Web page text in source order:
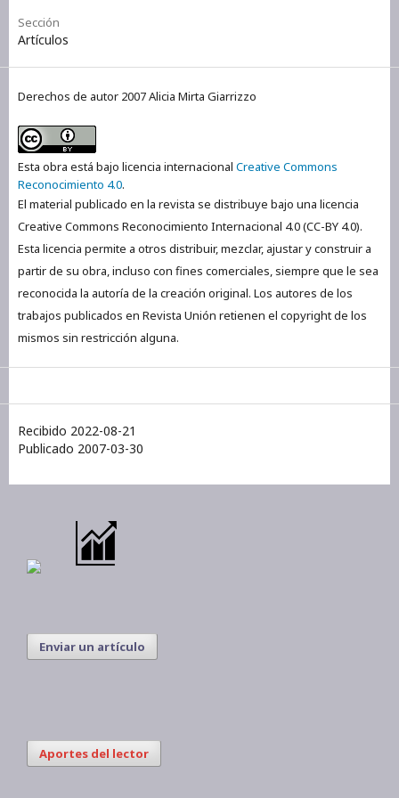
Sección
Artículos
Derechos de autor 2007 Alicia Mirta Giarrizzo
Esta obra está bajo licencia internacional Creative Commons
Reconocimiento 4.0.
El material publicado en la revista se distribuye bajo una licencia
Creative Commons Reconocimiento Internacional 4.0 (CC-BY 4.0).
Esta licencia permite a otros distribuir, mezclar, ajustar y construir a
partir de su obra, incluso con fines comerciales, siempre que le sea
reconocida la autoría de la creación original. Los autores de los
trabajos publicados en Revista Unión retienen el copyright de los
mismos sin restricción alguna.
Recibido 2022-08-21
Publicado 2007-03-30
Enviar un artículo
Aportes del lector